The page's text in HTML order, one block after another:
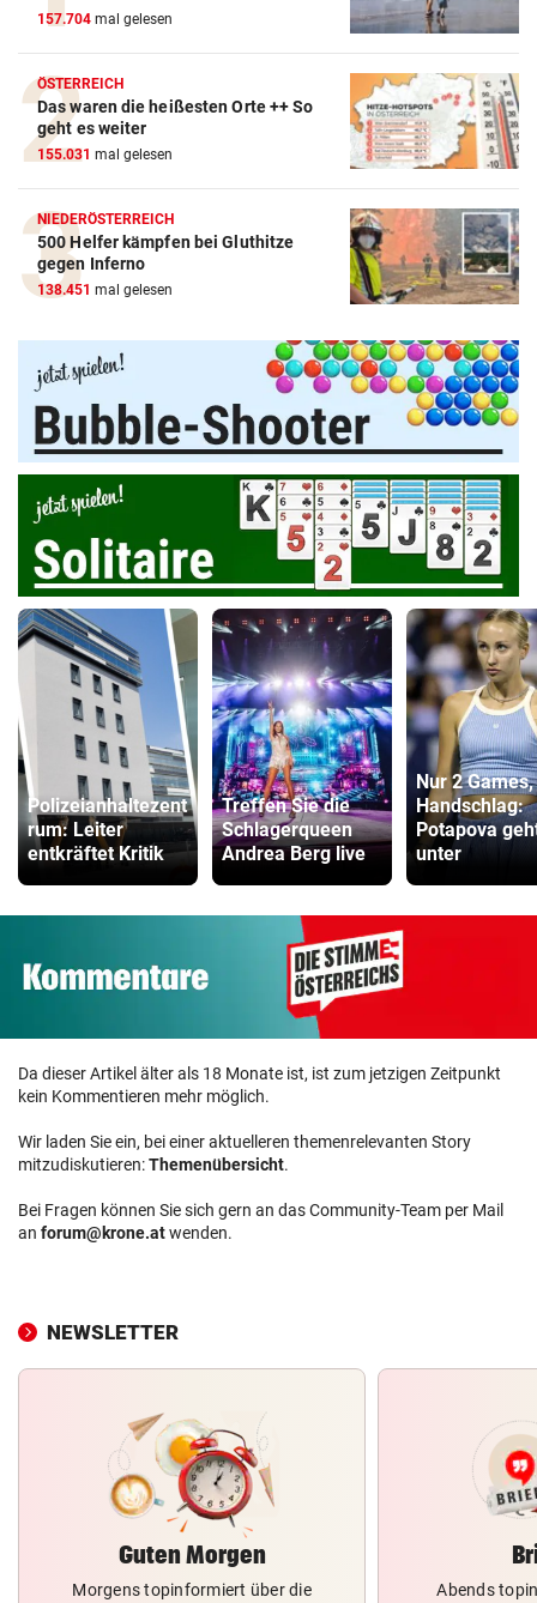
157.704 mal gelesen
ÖSTERREICH
Das waren die heißesten Orte ++ So
geht es weiter
155.031 mal gelesen
NIEDERÖSTERREICH
500 Helfer kämpfen bei Gluthitze
gegen Inferno
138.451 mal gelesen
Polizeianhaltezent
rum: Leiter
entkräftet Kritik
Treffen Sie die
Schlagerqueen
Andrea Berg live
Nur 2
Handschlag:
Potapova
unter
Da dieser Artikel älter als 18 Monate ist, ist zum jetzigen Zeitpunkt
kein Kommentieren mehr möglich.
Wir laden Sie ein, bei einer aktuelleren themenrelevanten Story
mitzudiskutieren:Themenübersicht.
Bei Fragen können Sie sich gern an das Community-Team per Mail
an forum@krone.atwenden.
NEWSLETTER
Guten Morgen
Morgens topinformiert über die
Abends